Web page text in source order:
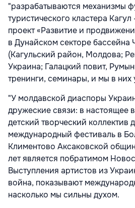
"разрабатываются механизмы
туристического кластера
проект «Развитие и
в Дунайском секторе бассейна
(Кагульский район, Молдова;
Украина; Галацкий повит,
тренинги, семинары, и мы в них
"У молдавской диаспоры
дружеские связи: в настоящее
детский творческий коллектив
международный фестиваль в
Климентово Аксаковской
лет является побратимом
Выступления артистов из
война, показывают
насколько мы сильны духом.